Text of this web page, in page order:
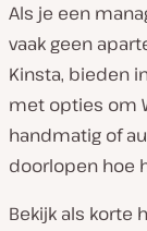
Als je een
vaak geen
Kinsta, bieden
met opties om
handmatig of
doorlopen hoe
Bekijk als korte